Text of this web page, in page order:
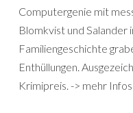
Computergenie mit
Blomkvist und Salander
Familiengeschichte
Enthüllungen.
Krimipreis. -> mehr